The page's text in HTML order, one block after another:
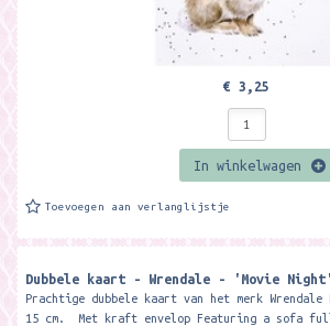
€ 3,25
In winkelwagen
Toevoegen aan verlanglijstje
Dubbele kaart - Wrendale - 'Movie
Prachtige dubbele kaart van het merk Wrendale
15 cm. Met kraft envelop Featuring a sofa